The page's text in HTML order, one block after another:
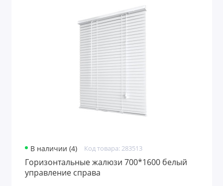
В наличии (4) Код товара: 283513
Горизонтальные жалюзи 700*1600 белый
управление справа